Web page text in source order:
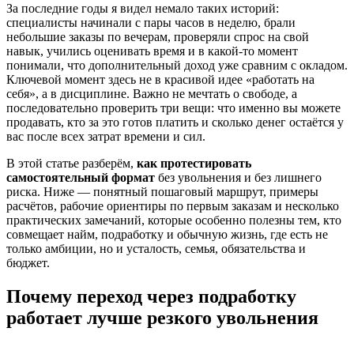
За последние годы я видел немало таких историй:
специалисты начинали с пары часов в неделю, брали
небольшие заказы по вечерам, проверяли спрос на свой
навык, учились оценивать время и в какой-то момент
понимали, что дополнительный доход уже сравним с окладом.
Ключевой момент здесь не в красивой идее «работать на
себя», а в дисциплине. Важно не мечтать о свободе, а
последовательно проверить три вещи: что именно вы можете
продавать, кто за это готов платить и сколько денег остаётся у
вас после всех затрат времени и сил.
В этой статье разберём, как протестировать
самостоятельный формат без увольнения и без лишнего
риска. Ниже — понятный пошаговый маршрут, примеры
расчётов, рабочие ориентиры по первым заказам и несколько
практических замечаний, которые особенно полезны тем, кто
совмещает найм, подработку и обычную жизнь, где есть не
только амбиции, но и усталость, семья, обязательства и
бюджет.
Почему переход через подработку
работает лучше резкого увольнения